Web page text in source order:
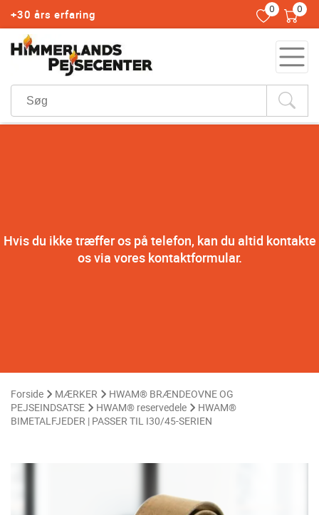
+30 års erfaring 0 0
Hvis du ikke træffer os på telefon, kan du altid kontakte
os via vores kontaktformular.
Forside MÆRKER
HWAM® BRÆNDEOVNE OG
PEJSEINDSATSE
HWAM® reservedele
HWAM®
BIMETALFJEDER | PASSER TIL I30/45-SERIEN